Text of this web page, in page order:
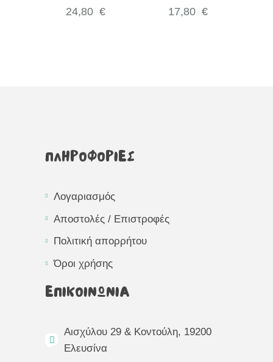
24,80 € 17,80 €
ΠΛΗΡΟΦΟΡΙΕΣ
Λογαριασμός
Αποστολές / Επιστροφές
Πολιτική απορρήτου
Όροι χρήσης
ΕΠΙΚΟΙΝΩΝΙΑ
Αισχύλου 29 & Κοντούλη, 19200
Ελευσίνα